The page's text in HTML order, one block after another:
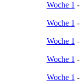
Woche 1 -
Woche 1 -
Woche 1 -
Woche 1 -
Woche 1 -